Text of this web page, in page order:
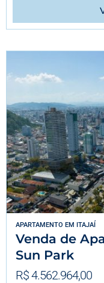
APARTAMENTO EM ITAJAÍ
Venda de
Sun Park
R$ 4.562.964,00